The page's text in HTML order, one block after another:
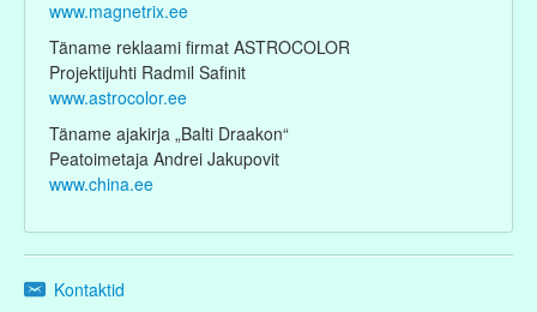
www.magnetrix.ee
Täname reklaami firmat ASTROCOLOR
Projektijuhti Radmil Safinit
www.astrocolor.ee
Täname ajakirja „Balti Draakon“
Peatoimetaja Andrei Jakupovit
www.china.ee
Kontaktid